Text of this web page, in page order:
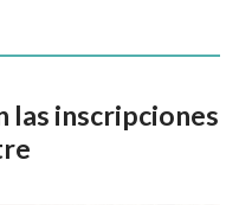
las inscripciones